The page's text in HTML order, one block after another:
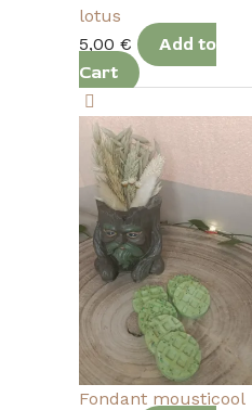
lotus
5,00 €
Add to
Cart
Fondant mousticool